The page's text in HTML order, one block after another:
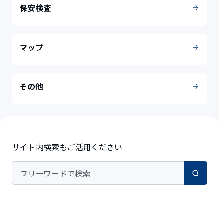
保安検査
マップ
その他
サイト内検索もご活用ください
フリーワードで検索